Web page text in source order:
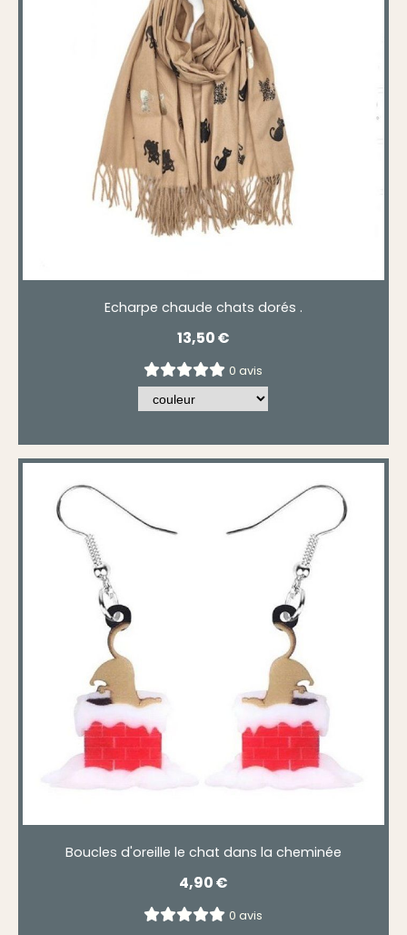
Echarpe chaude chats dorés .
13,50€
0 avis
Boucles d'oreille le chat dans la cheminée
4,90€
0 avis